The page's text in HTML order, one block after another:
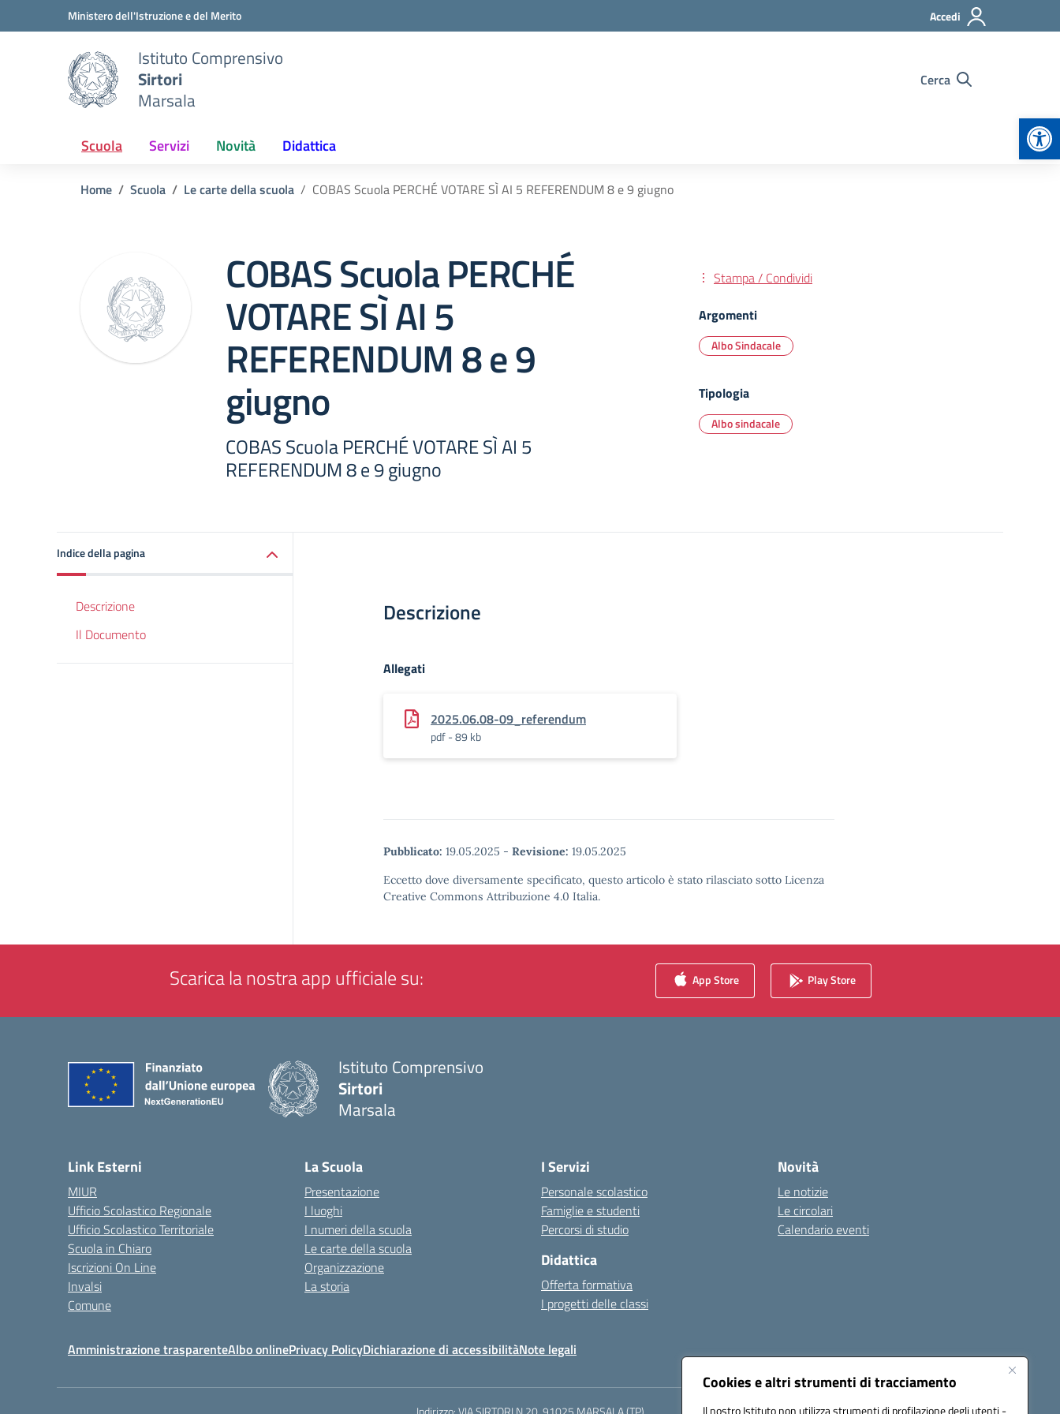
Cookies e altri strumenti di tracciamento
Il nostro Istituto non utilizza strumenti di profilazione degli utenti -
Vai ai contenuti
Vai al menu di navigazioneMinistero dell'Istruzione e del Merito Accedi
Istituto Comprensivo
Sirtori
Marsala
Cerca
Scuola Servizi Novità Didattica
Home Scuola Le carte della scuola COBAS Scuola PERCHÉ VOTARE SÌ AI 5 REFERENDUM 8 e 9 giugno
COBAS Scuola PERCHÉ
VOTARE SÌ AI 5
REFERENDUM 8 e 9
giugno
COBAS Scuola PERCHÉ VOTARE SÌ AI 5
REFERENDUM 8 e 9 giugno
Stampa / Condividi
Argomenti
Albo Sindacale
Tipologia
Albo sindacale
Indice della pagina
Descrizione
Il Documento
Descrizione
Allegati
2025.06.08-09_referendum
pdf - 89 kb
Pubblicato: 19.05.2025 - Revisione: 19.05.2025
Eccetto dove diversamente specificato, questo articolo è stato rilasciato sotto Licenza
Creative Commons Attribuzione 4.0 Italia.
Scarica la nostra app ufficiale su: App Store Play Store
Istituto Comprensivo
Sirtori
Marsala
Link Esterni
MIUR
Ufficio Scolastico Regionale
Ufficio Scolastico Territoriale
Scuola in Chiaro
Iscrizioni On Line
Invalsi
Comune
La Scuola
Presentazione
I luoghi
I numeri della scuola
Le carte della scuola
Organizzazione
La storia
I Servizi
Personale scolastico
Famiglie e studenti
Percorsi di studio
Didattica
Offerta formativa
I progetti delle classi
Novità
Le notizie
Le circolari
Calendario eventi
Amministrazione trasparenteAlbo onlinePrivacy PolicyDichiarazione di accessibilitàNote legali